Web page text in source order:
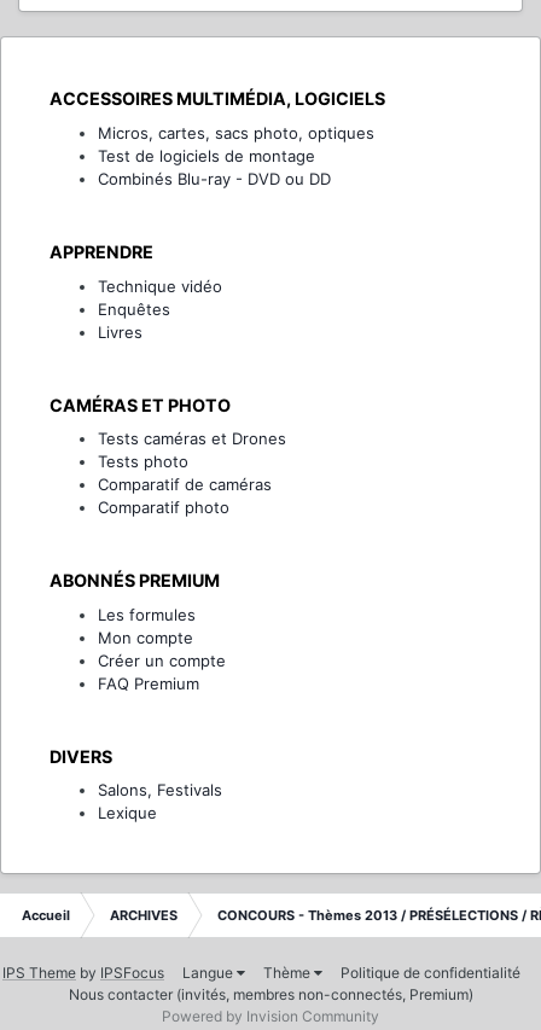
ACCESSOIRES MULTIMÉDIA, LOGICIELS
Micros, cartes, sacs photo, optiques
Test de logiciels de montage
Combinés Blu-ray - DVD ou DD
APPRENDRE
Technique vidéo
Enquêtes
Livres
CAMÉRAS ET PHOTO
Tests caméras et Drones
Tests photo
Comparatif de caméras
Comparatif photo
ABONNÉS PREMIUM
Les formules
Mon compte
Créer un compte
FAQ Premium
DIVERS
Salons, Festivals
Lexique
Accueil ARCHIVES CONCOURS - Thèmes 2013 / PRÉSÉLECTIONS /
IPS Theme by IPSFocus Langue Thème
Politique de confidentialité
Nous contacter (invités, membres non-connectés, Premium)
Powered by Invision Community